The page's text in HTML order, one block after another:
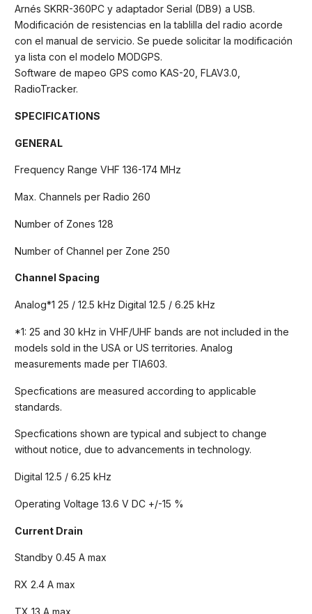
Arnés SKRR-360PC y adaptador Serial (DB9) a USB.
Modificación de resistencias en la tablilla del radio acorde
con el manual de servicio. Se puede solicitar la modificación
ya lista con el modelo MODGPS.
Software de mapeo GPS como KAS-20, FLAV3.0,
RadioTracker.
SPECIFICATIONS
GENERAL
Frequency Range VHF 136-174 MHz
Max. Channels per Radio 260
Number of Zones 128
Number of Channel per Zone 250
Channel Spacing
Analog*1 25 / 12.5 kHz Digital 12.5 / 6.25 kHz
*1: 25 and 30 kHz in VHF/UHF bands are not included in the
models sold in the USA or US territories. Analog
measurements made per TIA603.
Specfications are measured according to applicable
standards.
Specfications shown are typical and subject to change
without notice, due to advancements in technology.
Digital 12.5 / 6.25 kHz
Operating Voltage 13.6 V DC +/-15 %
Current Drain
Standby 0.45 A max
RX 2.4 A max
TX 13 A max